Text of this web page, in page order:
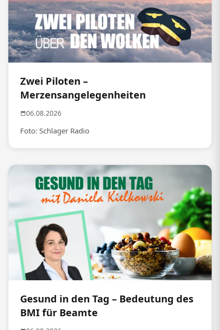
Zwei Piloten –
Merzensangelegenheiten
06.08.2026
Foto: Schlager Radio
Gesund in den Tag – Bedeutung des
BMI für Beamte